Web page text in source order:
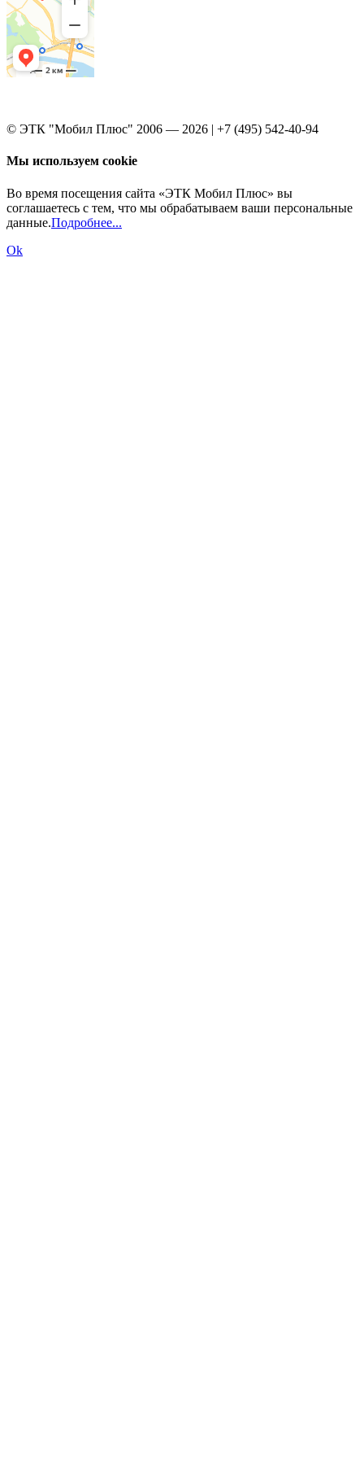
© ЭТК "Мобил Плюс" 2006 — 2026 | +7 (495) 542-40-94
Мы используем cookie
Во время посещения сайта «ЭТК Мобил Плюс» вы
соглашаетесь с тем, что мы обрабатываем ваши персональные
данные.Подробнее...
Ok